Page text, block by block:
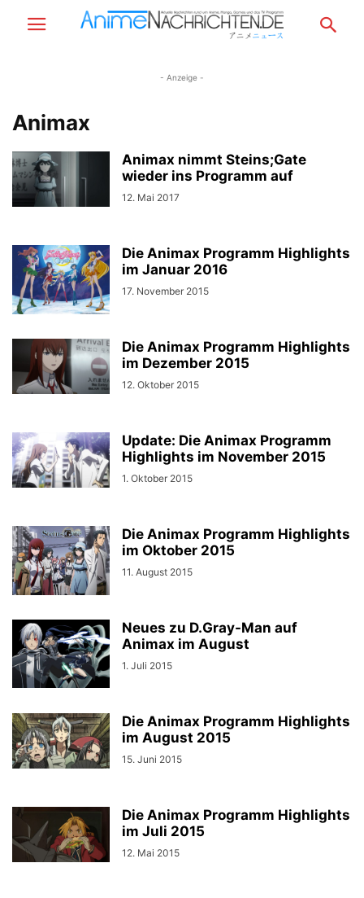
- Anzeige -
Animax
Animax nimmt Steins;Gate
wieder ins Programm auf
12. Mai 2017
Die Animax Programm Highlights
im Januar 2016
17. November 2015
Die Animax Programm Highlights
im Dezember 2015
12. Oktober 2015
Update: Die Animax Programm
Highlights im November 2015
1. Oktober 2015
Die Animax Programm Highlights
im Oktober 2015
11. August 2015
Neues zu D.Gray-Man auf
Animax im August
1. Juli 2015
Die Animax Programm Highlights
im August 2015
15. Juni 2015
Die Animax Programm Highlights
im Juli 2015
12. Mai 2015